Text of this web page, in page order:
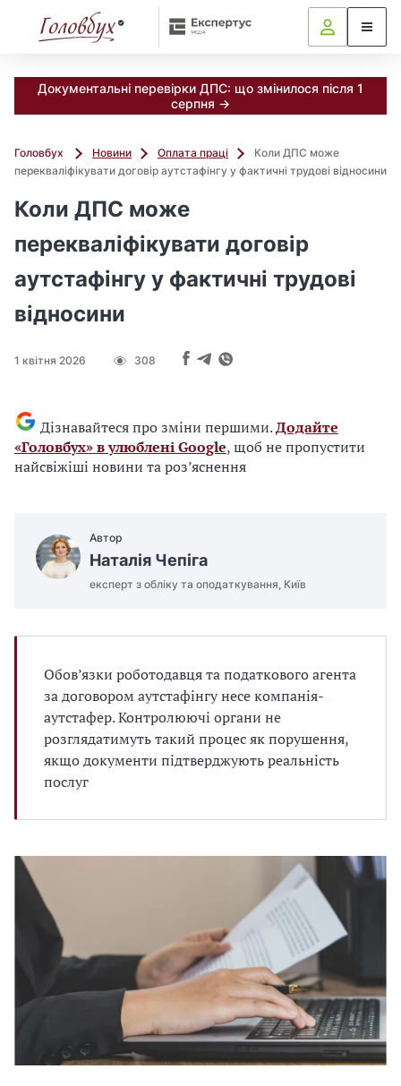
Документальні перевірки ДПС: що змінилося після 1
серпня →
Головбух Новини Оплата праці
Коли ДПС може
перекваліфікувати договір аутстафінгу у фактичні трудові відносини
Коли ДПС може
перекваліфікувати договір
аутстафінгу у фактичні трудові
відносини
1 квітня 2026 308
Дізнавайтеся про зміни першими.Додайте
«Головбух» в улюблені Google, щоб не пропустити
найсвіжіші новини та роз’яснення
Автор
Наталія Чепіга
експерт з обліку та оподаткування, Київ
Обов’язки роботодавця та податкового агента
за договором аутстафінгу несе компанія-
аутстафер. Контролюючі органи не
розглядатимуть такий процес як порушення,
якщо документи підтверджують реальність
послуг